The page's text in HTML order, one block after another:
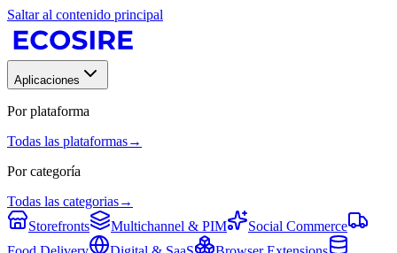
Saltar al contenido principal
Aplicaciones
Por plataforma
Todas las plataformas→
Por categoría
Todas las categorias→
Storefronts
Multichannel & PIM
Social Commerce